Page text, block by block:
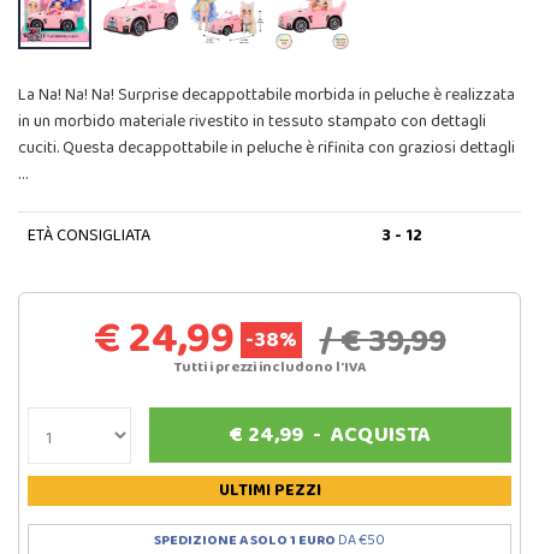
La Na! Na! Na! Surprise decappottabile morbida in peluche è realizzata
in un morbido materiale rivestito in tessuto stampato con dettagli
cuciti. Questa decappottabile in peluche è rifinita con graziosi dettagli
…
ETÀ CONSIGLIATA 3 - 12
€ 24,99 -38% / € 39,99
Tutti i prezzi includono l'IVA
€ 24,99 -ACQUISTA
ULTIMI PEZZI
SPEDIZIONE A SOLO 1 EURO DA €50